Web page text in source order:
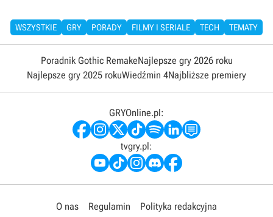
WSZYSTKIE GRY PORADY FILMY I SERIALE TECH TEMATY
Poradnik Gothic RemakeNajlepsze gry 2026 roku
Najlepsze gry 2025 rokuWiedźmin 4Najbliższe premiery
GRYOnline.pl:
tvgry.pl:
O nas Regulamin Polityka redakcyjna